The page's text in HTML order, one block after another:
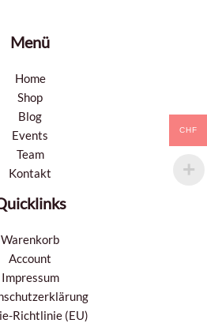
Menü
Home
Shop
Blog
Events
Team
Kontakt
Warenkorb
Account
Impressum
Richtlinie (EU)
CHF